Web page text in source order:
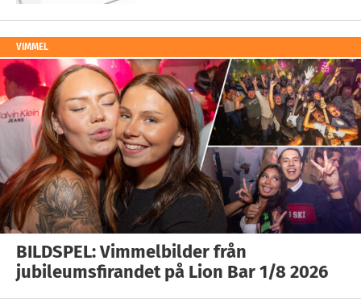
VIMMEL
BILDSPEL: Vimmelbilder från
jubileumsfirandet på Lion Bar 1/8 2026